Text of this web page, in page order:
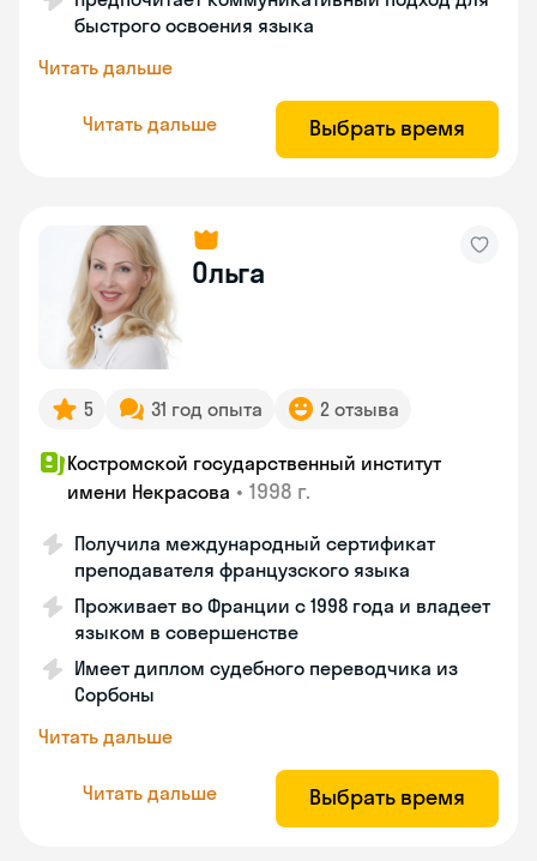
быстрого освоения языка
Читать дальше
Читать дальше Выбрать время
Ольга
5 31 год опыта 2 отзыва
Костромской государственный институт
имени Некрасова • 1998 г.
Получила международный сертификат
преподавателя французского языка
Проживает во Франции с 1998 года и владеет
языком в совершенстве
Имеет диплом судебного переводчика из
Сорбоны
Читать дальше
Читать дальше Выбрать время